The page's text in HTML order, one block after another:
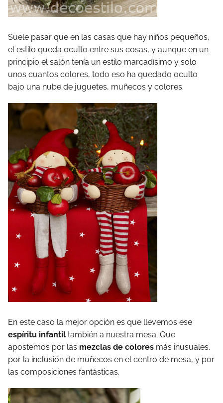
Suele pasar que en las casas que hay niños pequeños,
el estilo queda oculto entre sus cosas, y aunque en un
principio el salón tenía un estilo marcadísimo y solo
unos cuantos colores, todo eso ha quedado oculto
bajo una nube de juguetes, muñecos y colores.
En este caso la mejor opción es que llevemos ese
espíritu infantil también a nuestra mesa. Que
apostemos por las mezclas de colores más inusuales,
por la inclusión de muñecos en el centro de mesa, y por
las composiciones fantásticas.